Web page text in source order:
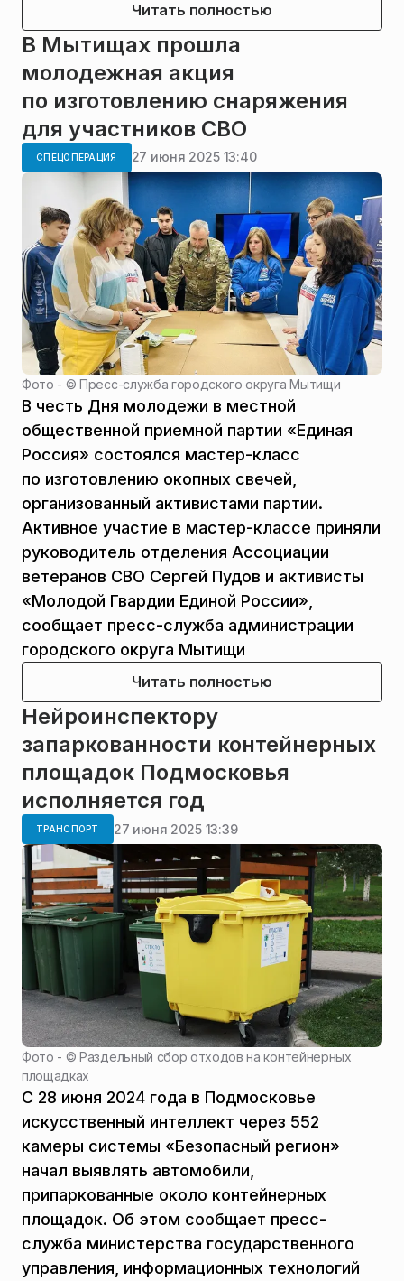
Читать полностью
В Мытищах прошла
молодежная акция
по изготовлению снаряжения
для участников СВО
СПЕЦОПЕРАЦИЯ 27 июня 2025 13:40
Фото - ©Пресс-служба городского округа Мытищи
В честь Дня молодежи в местной
общественной приемной партии «Единая
Россия» состоялся мастер-класс
по изготовлению окопных свечей,
организованный активистами партии.
Активное участие в мастер-классе приняли
руководитель отделения Ассоциации
ветеранов СВО Сергей Пудов и активисты
«Молодой Гвардии Единой России»,
сообщает пресс-служба администрации
городского округа Мытищи
Читать полностью
Нейроинспектору
запаркованности контейнерных
площадок Подмосковья
исполняется год
ТРАНСПОРТ 27 июня 2025 13:39
Фото - ©Раздельный сбор отходов на контейнерных
площадках
С 28 июня 2024 года в Подмосковье
искусственный интеллект через 552
камеры системы «Безопасный регион»
начал выявлять автомобили,
припаркованные около контейнерных
площадок. Об этом сообщает пресс-
служба министерства государственного
управления, информационных технологий